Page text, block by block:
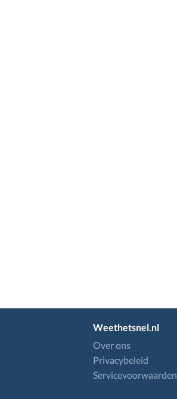
Weethetsnel.nl
Over ons
Privacybeleid
Servicevoorwaarden